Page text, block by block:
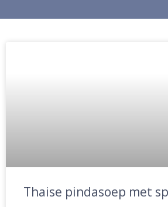
Thaise pindasoep met